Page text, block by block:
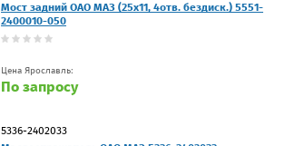
Мост задний ОАО МАЗ (25х11, 4отв. бездиск.) 5551-
2400010-050
Цена Ярославль:
По запросу
5336-2402033